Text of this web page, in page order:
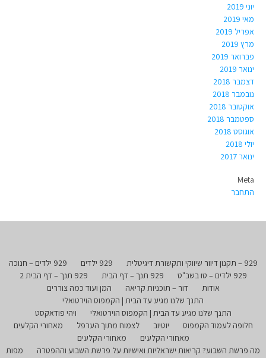
יוני 2019
מאי 2019
אפריל 2019
מרץ 2019
פברואר 2019
ינואר 2019
דצמבר 2018
נובמבר 2018
אוקטובר 2018
ספטמבר 2018
אוגוסט 2018
יולי 2018
ינואר 2017
Meta
התחבר
929 – תקנון דיוור שיווקי ותקשורת דיגיטלית 929 ילדים
929 ילדים – חנוכה
929 ילדים – טו בשב"ט
929 תנך – דף הבית
929 תנך – דף הבית 2
אודות
דור – תוכניות קריאה
המן ועוד כמה צוררים
התנך שלנו מגיע עד הבית | הקמפוס הוירטואלי
התנך שלנו מגיע עד הבית | הקמפוס הוירטואלי
ויהי פודאקסט
חלופה לעמוד הקמפוס
יוטיוב לצמוח מתוך הערפל
מאחורי הקלעים
מאחורי הקלעים
מאחורי הקלעים
מה פרשת השבוע? קריאות ישראליות ואישיות על פרשת השבוע וההפטרה
מפות